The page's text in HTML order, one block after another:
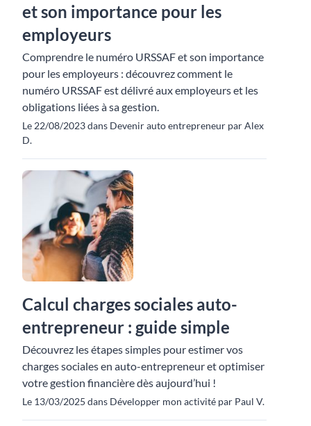
et son importance pour les
employeurs
Comprendre le numéro URSSAF et son importance
pour les employeurs : découvrez comment le
numéro URSSAF est délivré aux employeurs et les
obligations liées à sa gestion.
Le 22/08/2023 dans Devenir auto entrepreneur par Alex
D.
Calcul charges sociales auto-
entrepreneur : guide simple
Découvrez les étapes simples pour estimer vos
charges sociales en auto-entrepreneur et optimiser
votre gestion financière dès aujourd’hui !
Le 13/03/2025 dans Développer mon activité par Paul V.